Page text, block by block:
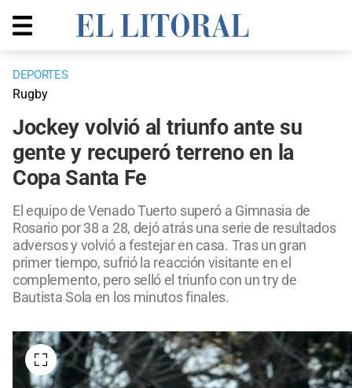
DEPORTES
Rugby
Jockey volvió al triunfo ante su
gente y recuperó terreno en la
Copa Santa Fe
El equipo de Venado Tuerto superó a Gimnasia de
Rosario por 38 a 28, dejó atrás una serie de resultados
adversos y volvió a festejar en casa. Tras un gran
primer tiempo, sufrió la reacción visitante en el
complemento, pero selló el triunfo con un try de
Bautista Sola en los minutos finales.